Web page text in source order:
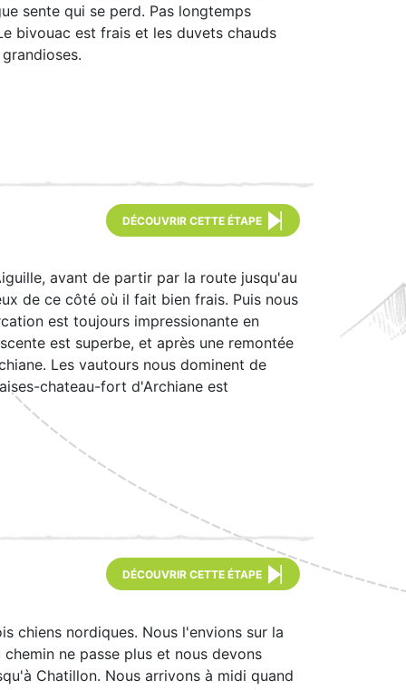
sente qui se perd. Pas longtemps
bivouac est frais et les duvets chauds
DÉCOUVRIR CETTE ÉTAPE
avant de partir par la route jusqu'au
de ce côté où il fait bien frais. Puis nous
est toujours impressionante en
est superbe, et après une remontée
Les vautours nous dominent de
chateau-fort d'Archiane est
DÉCOUVRIR CETTE ÉTAPE
chiens nordiques. Nous l'envions sur la
ne passe plus et nous devons
Chatillon. Nous arrivons à midi quand